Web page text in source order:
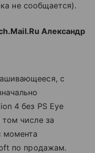
не сообщается).
Александр
с
4 без PS Eye
числе за
момента
по продажам.